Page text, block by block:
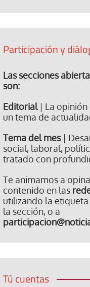
Participación y
Las secciones
son:
Editorial| La opinión
un tema de
Tema del mes|
social, laboral,
tratado con
Te animamos a
contenido en las
utilizando la
la sección, o a
Tú cuentas